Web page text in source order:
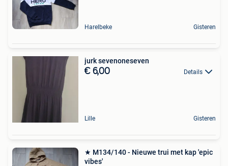
Harelbeke Gisteren
jurk sevenoneseven
€ 6,00 Details
Lille Gisteren
★ M134/140 - Nieuwe trui met kap 'epic
vibes'